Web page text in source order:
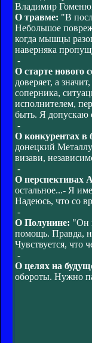
Владимир
О травме: "В
Небольшое
когда мышцы
наверняка
-
О старте нового
доверяет, а
соперника,
исполнителем,
быть. Я допускаю
-
О конкурентах в
донецкий
визави,
-
О перспективах
остальное...- Я
Надеюсь, что со
-
О Полунине: "Он
помощь. Правда,
Чувствуется, что
-
О целях на
обороты. Нужно